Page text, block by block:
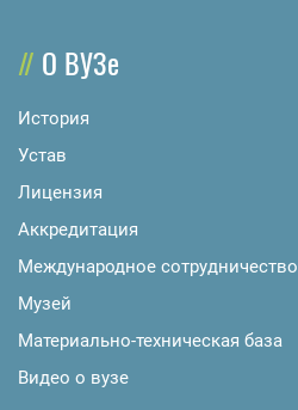
О ВУЗе
История
Устав
Лицензия
Аккредитация
Международное сотрудничество
Музей
Материально-техническая база
Видео о вузе